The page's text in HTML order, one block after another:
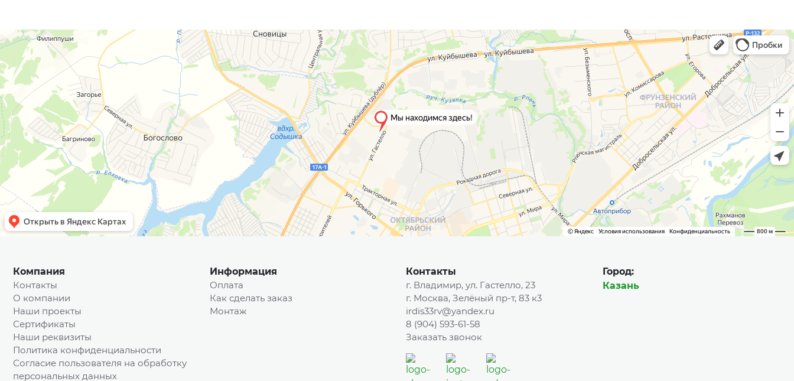
Компания
Контакты
О компании
Наши проекты
Сертификаты
Наши реквизиты
Политика конфиденциальности
Согласие пользователя на обработку
персональных данных
Информация
Оплата
Как сделать заказ
Монтаж
Контакты
г. Владимир, ул. Гастелло, 23
г. Москва, Зелёный пр-т, 83 к3
irdis33rv@yandex.ru
8 (904) 593-61-58
Заказать звонок
Город:
Казань